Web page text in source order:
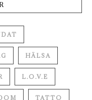
HÄLSA
L.O.V.E
TATTO